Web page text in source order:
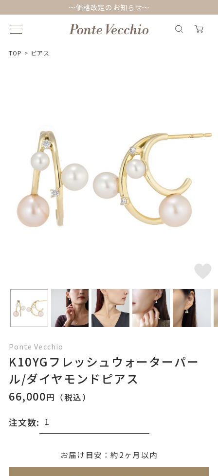
～価格改定のお知らせ～
TOP > ピアス
Ponte Vecchio
K10YGフレッシュウォーターパー
ル/ダイヤモンドピアス
66,000円（税込）
注文数:
(刻印について)※必ず選択ください
お届け目安：約2ヶ月以内